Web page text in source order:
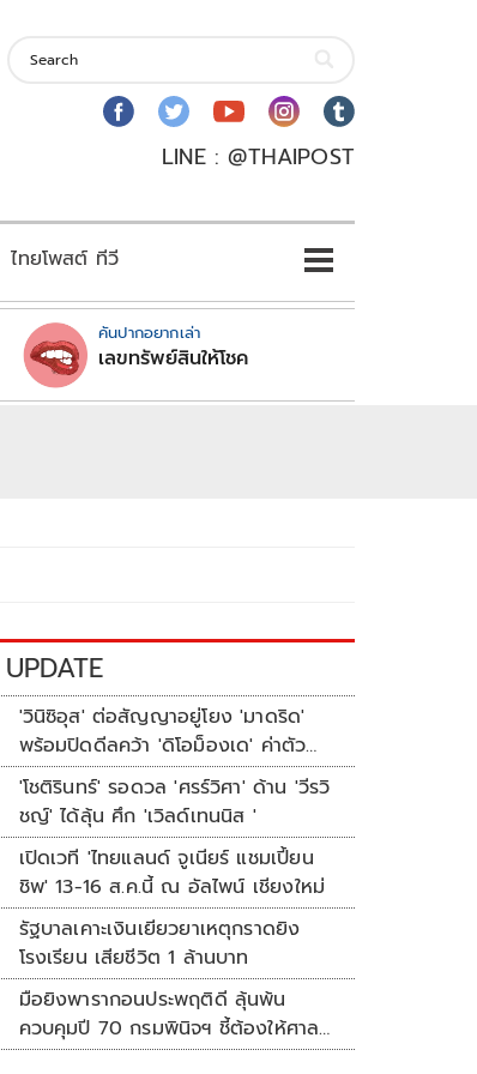
LINE : @THAIPOST
ไทยโพสต์ ทีวี
คันปากอยากเล่า
เลขทรัพย์สินให้โชค
'วินิซิอุส' ต่อสัญญาอยู่โยง 'มาดริด'
พร้อมปิดดีลคว้า 'ดิโอม็องเด' ค่าตัว
สถิติสโมสร
'โชติรินทร์' รอดวล 'ศรร์วิศา' ด้าน 'วีรวิ
ชญ์' ได้ลุ้น ศึก 'เวิลด์เทนนิส '
เปิดเวที 'ไทยแลนด์ จูเนียร์ แชมเปี้ยน
ชิพ' 13-16 ส.ค.นี้ ณ อัลไพน์ เชียงใหม่
รัฐบาลเคาะเงินเยียวยาเหตุกราดยิง
โรงเรียน เสียชีวิต 1 ล้านบาท
มือยิงพารากอนประพฤติดี ลุ้นพ้น
ควบคุมปี 70 กรมพินิจฯ ชี้ต้องให้ศาล
ตัดสิน